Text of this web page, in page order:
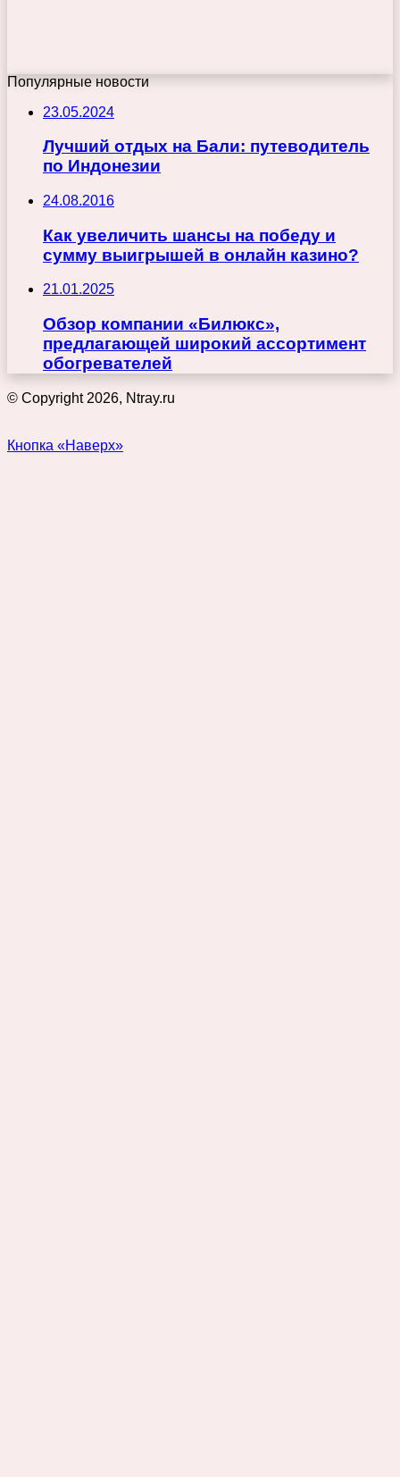
Популярные новости
23.05.2024
Лучший отдых на Бали: путеводитель
по Индонезии
24.08.2016
Как увеличить шансы на победу и
сумму выигрышей в онлайн казино?
21.01.2025
Обзор компании «Билюкс»,
предлагающей широкий ассортимент
обогревателей
© Copyright 2026, Ntray.ru
Кнопка «Наверх»